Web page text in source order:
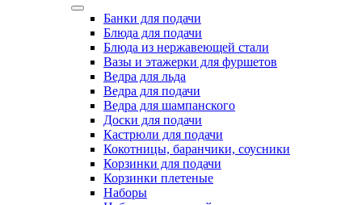
Porland Sweet Romantic
аксессуары для суши-баров
Банки для подачи
Блюда для подачи
Блюда из нержавеющей стали
Вазы и этажерки для фуршетов
Ведра для льда
Ведра для подачи
Ведра для шампанского